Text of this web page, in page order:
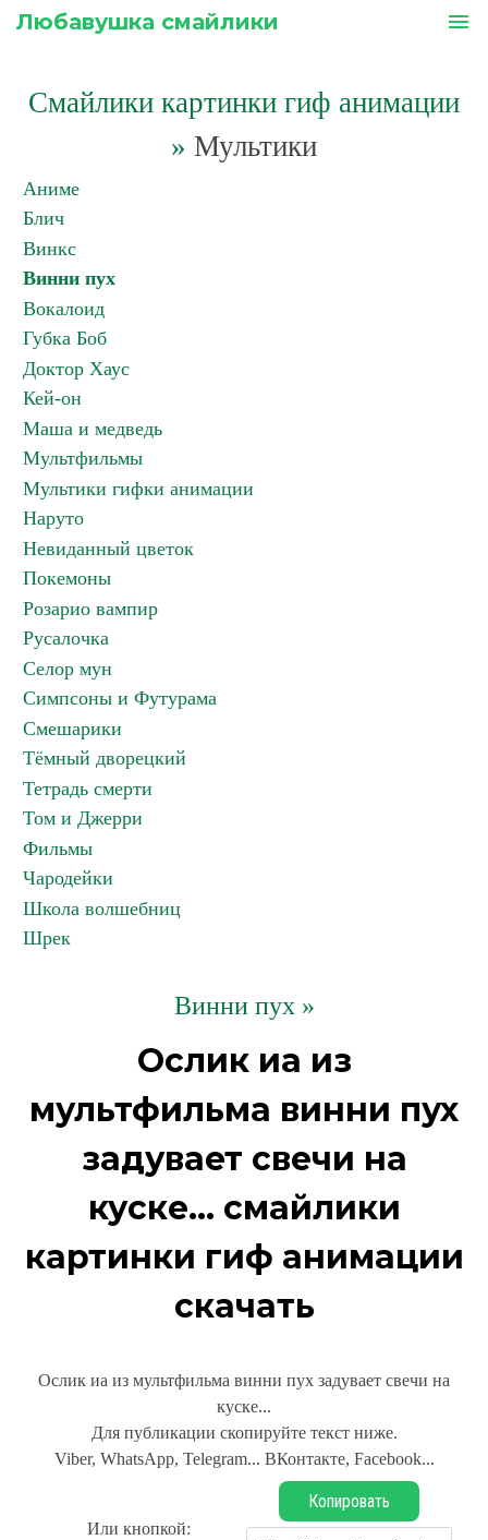
Любавушка смайлики menu
Смайлики картинки гиф анимации
» Мультики
Аниме
Блич
Винкс
Винни пух
Вокалоид
Губка Боб
Доктор Хаус
Кей-он
Маша и медведь
Мультфильмы
Мультики гифки анимации
Наруто
Невиданный цветок
Покемоны
Розарио вампир
Русалочка
Селор мун
Симпсоны и Футурама
Смешарики
Тёмный дворецкий
Тетрадь смерти
Том и Джерри
Фильмы
Чародейки
Школа волшебниц
Шрек
Винни пух »
Ослик иа из
мультфильма винни пух
задувает свечи на
куске... смайлики
картинки гиф анимации
скачать
Ослик иа из мультфильма винни пух задувает свечи на
куске...
Для публикации скопируйте текст ниже.
Viber, WhatsApp, Telegram... ВКонтакте, Facebook...
Или кнопкой:
Копировать